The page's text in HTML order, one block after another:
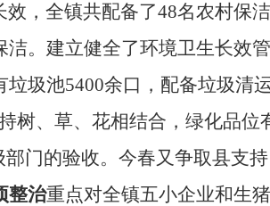
，全镇共配备了48名农村保
。建立健全了环境卫生长效
垃圾池5400余口，配备垃圾清
树、草、花相结合，绿化品
门的验收。今春又争取县支
整治重点对全镇五小企业和生